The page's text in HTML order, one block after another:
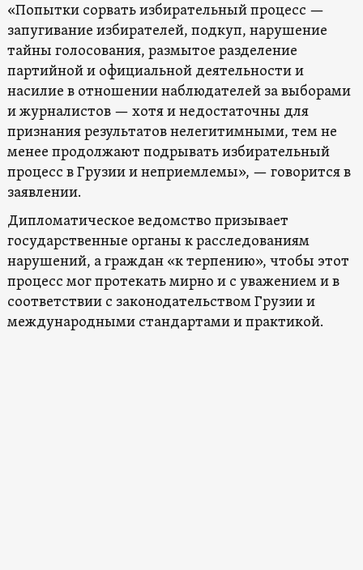
«Попытки сорвать избирательный процесс —
запугивание избирателей, подкуп, нарушение
тайны голосования, размытое разделение
партийной и официальной деятельности и
насилие в отношении наблюдателей за выборами
и журналистов — хотя и недостаточны для
признания результатов нелегитимными, тем не
менее продолжают подрывать избирательный
процесс в Грузии и неприемлемы», — говорится в
заявлении.
Дипломатическое ведомство призывает
государственные органы к расследованиям
нарушений, а граждан «к терпению», чтобы этот
процесс мог протекать мирно и с уважением и в
соответствии с законодательством Грузии и
международными стандартами и практикой.